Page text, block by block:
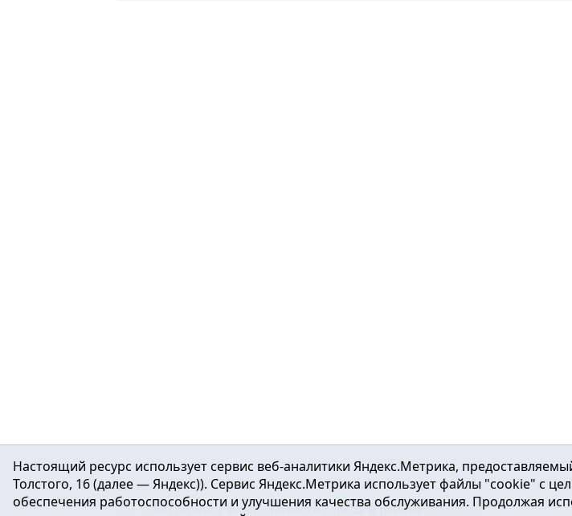
16+ ©Ялуторовск знает / Новости города и района2016-2023
Настоящий ресурс использует сервис веб-аналитики Яндекс.Метрика,
Толстого, 16 (далее — Яндекс)). Сервис Яндекс.Метрика использует файлы "cookie" с
обеспечения работоспособности и улучшения качества обслуживания. Продолжая